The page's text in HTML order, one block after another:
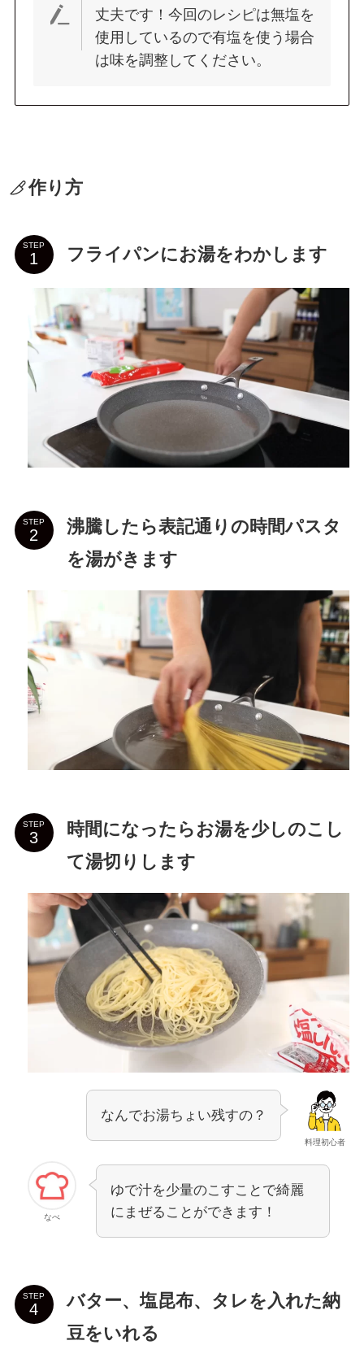
丈夫です！今回のレシピは無塩を
使用しているので有塩を使う場合
は味を調整してください。
作り方
STEP フライパンにお湯をわかします
STEP
沸騰したら表記通りの時間パスタ
を湯がきます
STEP
時間になったらお湯を少しのこし
て湯切りします
料理初心者
なんでお湯ちょい残すの？
なべ
ゆで汁を少量のこすことで綺麗
にまぜることができます！
STEP
バター、塩昆布、タレを入れた納
豆をいれる